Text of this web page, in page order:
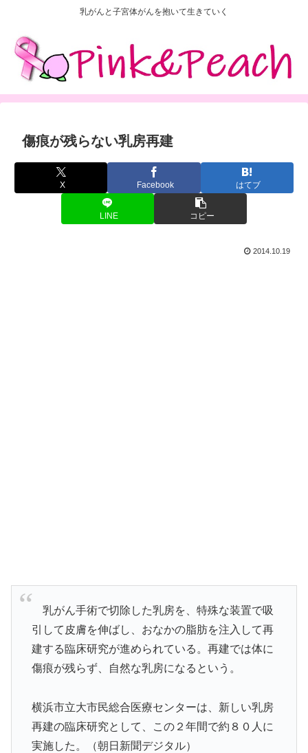
乳がんと子宮体がんを抱いて生きていく
傷痕が残らない乳房再建
X Facebook はてブ
LINE コピー
2014.10.19
乳がん手術で切除した乳房を、特殊な装置で吸
引して皮膚を伸ばし、おなかの脂肪を注入して再
建する臨床研究が進められている。再建では体に
傷痕が残らず、自然な乳房になるという。
横浜市立大市民総合医療センターは、新しい乳房
再建の臨床研究として、この２年間で約８０人に
実施した。（朝日新聞デジタル）